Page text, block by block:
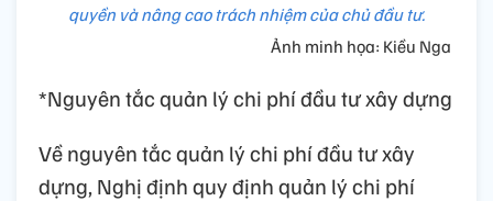
quyền và nâng cao trách nhiệm của chủ đầu tư.
Ảnh minh họa: Kiều Nga
*Nguyên tắc quản lý chi phí đầu tư xây dựng
Về nguyên tắc quản lý chi phí đầu tư xây
dựng, Nghị định quy định quản lý chi phí